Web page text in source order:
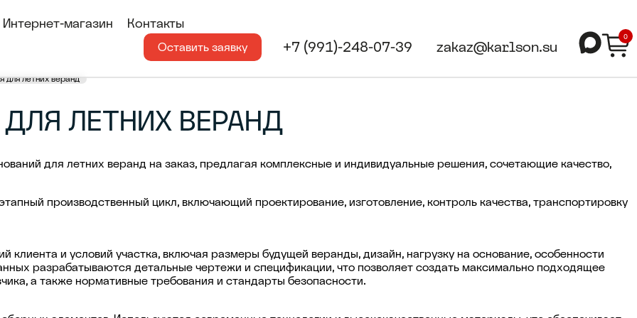
Интернет-магазин Контакты
Оставить заявку +7 (991)-248-07-39 zakaz@karlson.su
0
для летних веранд
ЛЕТНИХ ВЕРАНД
для летних веранд на заказ, предлагая комплексные и индивидуальные решения, сочетающие качество,
производственный цикл, включающий проектирование, изготовление, контроль качества, транспортировку
клиента и условий участка, включая размеры будущей веранды, дизайн, нагрузку на основание, особенности
разрабатываются детальные чертежи и спецификации, что позволяет создать максимально подходящее
а также нормативные требования и стандарты безопасности.